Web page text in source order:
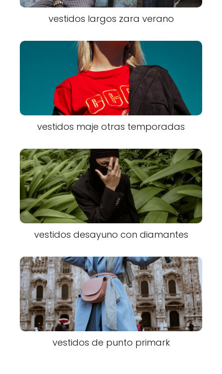
vestidos largos zara verano
vestidos maje otras temporadas
vestidos desayuno con diamantes
vestidos de punto primark